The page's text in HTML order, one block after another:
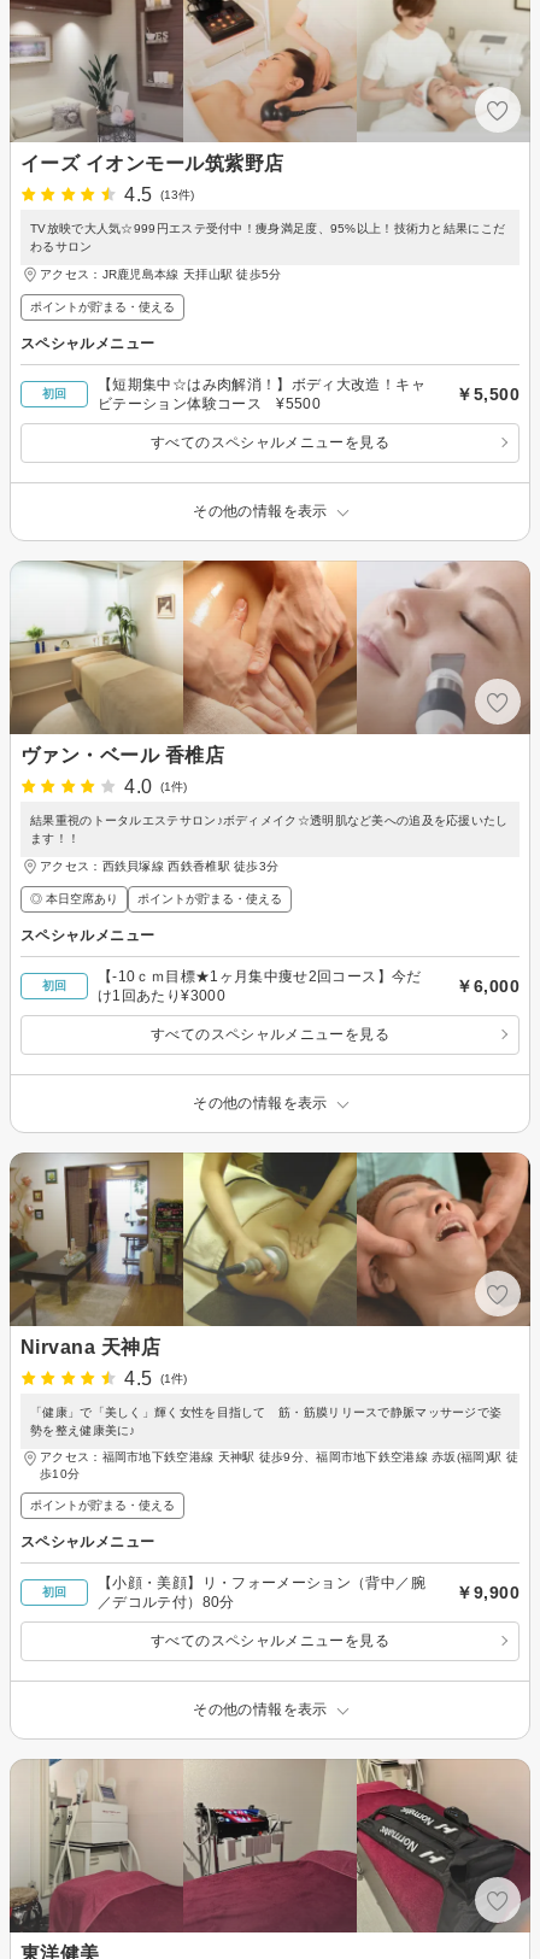
イーズ イオンモール筑紫野店
4.5
(13件)
TV放映で大人気☆999円エステ受付中！痩身満足度、95%以上！技術力と結果にこだ
わるサロン
アクセス：JR鹿児島本線 天拝山駅 徒歩5分
ポイントが貯まる・使える
スペシャルメニュー
初回
【短期集中☆はみ肉解消！】ボディ大改造！キャ
ビテーション体験コース ¥5500
￥5,500
すべてのスペシャルメニューを見る
その他の情報を表示
ヴァン・ベール 香椎店
4.0
(1件)
結果重視のトータルエステサロン♪ボディメイク☆透明肌など美への追及を応援いたし
ます！！
アクセス：西鉄貝塚線 西鉄香椎駅 徒歩3分
◎ 本日空席あり ポイントが貯まる・使える
スペシャルメニュー
初回
【-10ｃｍ目標★1ヶ月集中痩せ2回コース】今だ
け1回あたり¥3000
￥6,000
すべてのスペシャルメニューを見る
その他の情報を表示
Nirvana 天神店
4.5
(1件)
「健康」で「美しく」輝く女性を目指して 筋・筋膜リリースで静脈マッサージで姿
勢を整え健康美に♪
アクセス：福岡市地下鉄空港線 天神駅 徒歩9分、福岡市地下鉄空港線 赤坂(福岡)駅 徒
歩10分
ポイントが貯まる・使える
スペシャルメニュー
初回
【小顔・美顔】リ・フォーメーション（背中／腕
／デコルテ付）80分
￥9,900
すべてのスペシャルメニューを見る
その他の情報を表示
東洋健美